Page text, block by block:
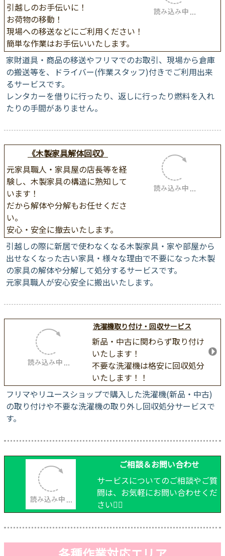
引越しのお手伝いに！
お荷物の移動！
現場への移送などにご利用くださ
い！
簡単な作業はお手伝いいたしま
す。
家財道具・商品の移送やフリマでのお取引、現場から倉庫
の搬送等を、ドライバー(作業スタッフ)付きでご利用出来
るサービスです。
たりの手間がありません。
《木製家具解体回収》
元家具職人・家具屋の店長等を経
験し、木製家具の構造に熟知して
います！
だから解体や分解もお任せくださ
い。
安心・安全に撤去いたします。
引越しの際に新居で使わなくなる木製家具・家や部屋から
出せなくなった古い家具・様々な理由で不要になった木製
元家具職人が安心安全に搬出いたします。
洗濯機取り付け・回収サービス
新品・中古に関わらず取り付け
いたします！
不要な洗濯機は格安に回収処分
いたします！！
フリマやリユースショップで購入した洗濯機(新品・中古)
ご相談＆お問い合わせ
サービスについてのご相談やご質
さい🙂‍↕️